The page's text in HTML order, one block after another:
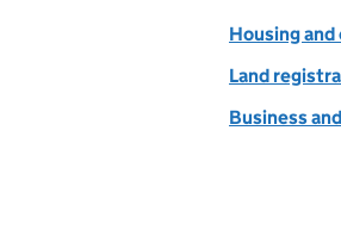
Housing
Land
Business